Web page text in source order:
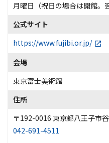
月曜日（祝日の場合は開館。
公式サイト
https://www.fujibi.or.jp/
会場
東京富士美術館
住所
〒192-0016 東京都八王子市
042-691-4511